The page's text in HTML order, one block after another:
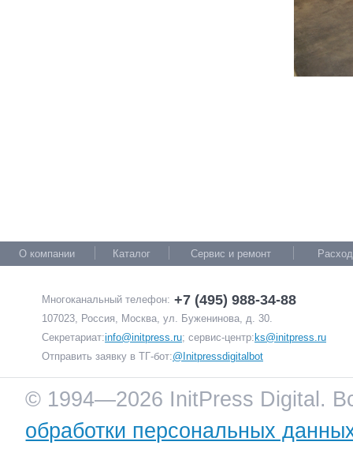
О компании Каталог Сервис и ремонт
Многоканальный телефон: +7 (495) 988-34-88
107023, Россия, Москва, ул. Буженинова, д. 30.
Секретариат:info@initpress.ru; сервис-центр:ks@initpress.ru
Отправить заявку в ТГ-бот:@Initpressdigitalbot
© 1994—2026 InitPress Digital.
обработки персональных